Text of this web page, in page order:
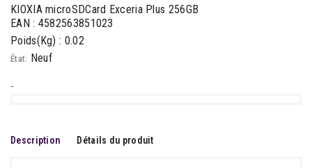
KIOXIA microSDCard Exceria Plus 256GB
EAN : 4582563851023
Poids(Kg) : 0.02
État: Neuf
-
Description Détails du produit